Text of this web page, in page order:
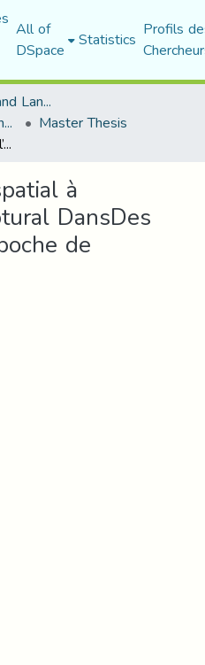
All of
DSpace Statistics Profils
Faculty of Letters and Languages
Department of French Language and Literature Master Thesis
De l’éclatement spatial à l’éclatement scriptural DansDes Pierres dans ma poche de Kaouther Adimi
à
DansDes
de